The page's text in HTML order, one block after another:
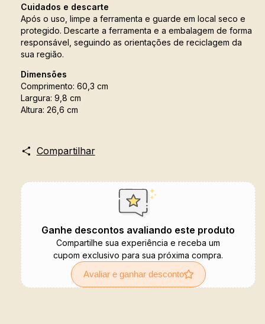
Cuidados e descarte
Após o uso, limpe a ferramenta e guarde em local seco e
protegido. Descarte a ferramenta e a embalagem de forma
responsável, seguindo as orientações de reciclagem da
sua região.
Dimensões
Comprimento: 60,3 cm
Largura: 9,8 cm
Altura: 26,6 cm
Compartilhar
Ganhe descontos avaliando este produto
Compartilhe sua experiência e receba um
cupom exclusivo para sua próxima compra.
Avaliar e ganhar desconto